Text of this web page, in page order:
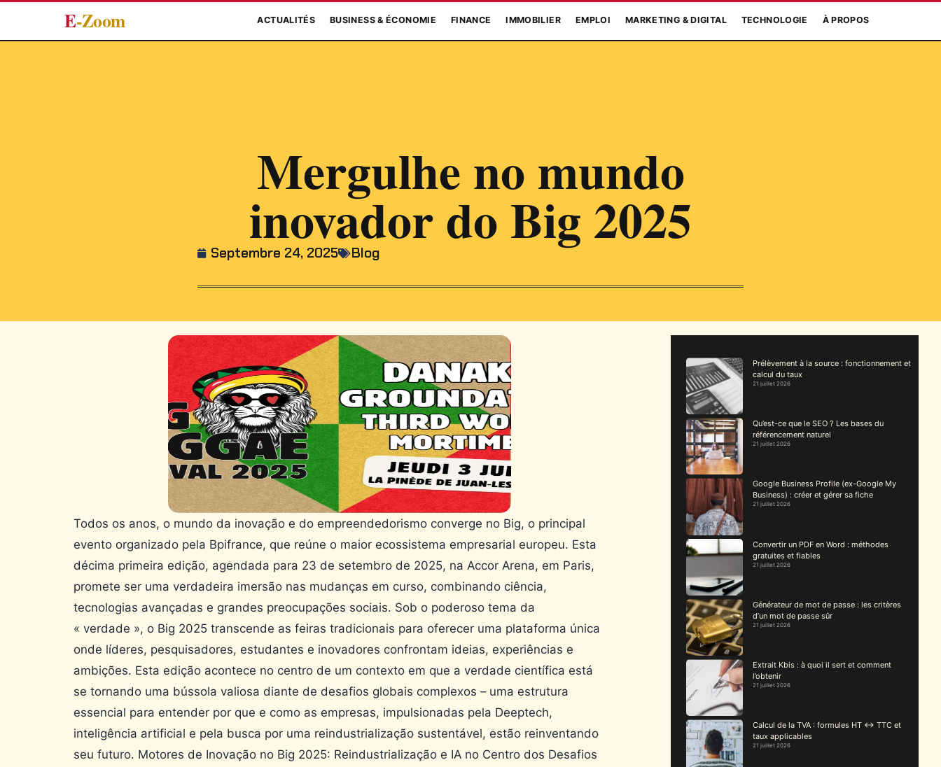
E-Zoom ACTUALITÉS BUSINESS & ÉCONOMIE FINANCE IMMOBILIER EMPLOI MARKETING & DIGITAL TECHNOLOGIE À PROPOS
Mergulhe no mundo
inovador do Big 2025
Septembre 24, 2025 Blog
Todos os anos, o mundo da inovação e do empreendedorismo converge no Big, o principal
evento organizado pela Bpifrance, que reúne o maior ecossistema empresarial europeu. Esta
décima primeira edição, agendada para 23 de setembro de 2025, na Accor Arena, em Paris,
promete ser uma verdadeira imersão nas mudanças em curso, combinando ciência,
tecnologias avançadas e grandes preocupações sociais. Sob o poderoso tema da
« verdade », o Big 2025 transcende as feiras tradicionais para oferecer uma plataforma única
onde líderes, pesquisadores, estudantes e inovadores confrontam ideias, experiências e
ambições. Esta edição acontece no centro de um contexto em que a verdade científica está
se tornando uma bússola valiosa diante de desafios globais complexos – uma estrutura
essencial para entender por que e como as empresas, impulsionadas pela Deeptech,
inteligência artificial e pela busca por uma reindustrialização sustentável, estão reinventando
seu futuro. Motores de Inovação no Big 2025: Reindustrialização e IA no Centro dos Desafios
Prélèvement à la source : fonctionnement et
calcul du taux
21 juillet 2026
Qu’est-ce que le SEO ? Les bases du
référencement naturel
21 juillet 2026
Google Business Profile (ex-Google My
Business) : créer et gérer sa fiche
21 juillet 2026
Convertir un PDF en Word : méthodes
gratuites et fiables
21 juillet 2026
Générateur de mot de passe : les critères
d’un mot de passe sûr
21 juillet 2026
Extrait Kbis : à quoi il sert et comment
l’obtenir
21 juillet 2026
Calcul de la TVA : formules HT ↔ TTC et
taux applicables
21 juillet 2026